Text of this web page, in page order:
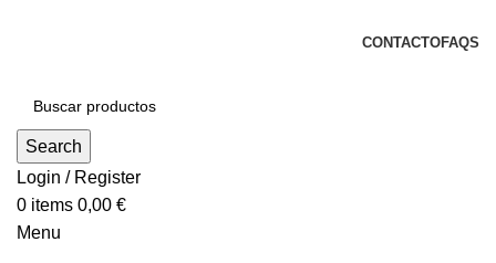
CONTACTOFAQS
Search
Login / Register
0 items 0,00 €
Menu